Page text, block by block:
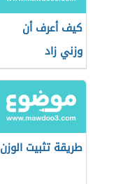
كيف أعرف أن
وزني زاد
طريقة تثبيت الوزن